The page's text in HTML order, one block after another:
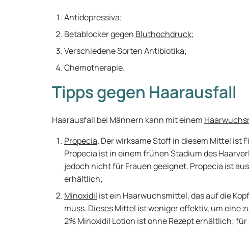
Antidepressiva;
Betablocker gegen Bluthochdruck;
Verschiedene Sorten Antibiotika;
Chemotherapie.
Tipps gegen Haarausfall
Haarausfall bei Männern kann mit einem
Propecia. Der wirksame Stoff in diesem Mittel ist
Propecia ist in einem frühen Stadium des
jedoch nicht für Frauen geeignet. Propecia ist
erhältlich;
Minoxidil ist ein Haarwuchsmittel, das auf die
muss. Dieses Mittel ist weniger effektiv, um eine
2% Minoxidil Lotion ist ohne Rezept erhältlich;